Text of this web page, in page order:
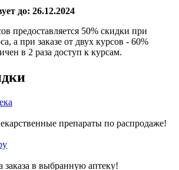
до: 26.12.2024
предоставляется 50% скидки при
а при заказе от двух курсов - 60%
в 2 раза доступ к курсам.
препараты по распродаже!
заказа в выбранную аптеку!